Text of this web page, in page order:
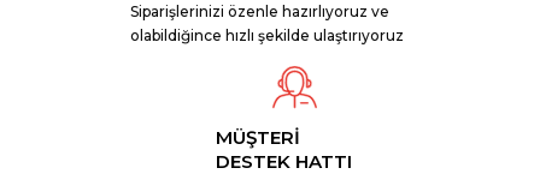
Siparişlerinizi özenle hazırlıyoruz ve
olabildiğince hızlı şekilde ulaştırıyoruz
MÜŞTERİ
DESTEK HATTI